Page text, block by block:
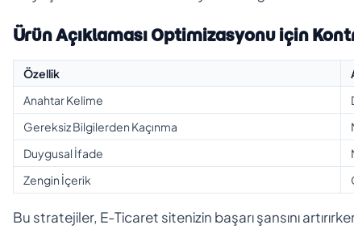
Ürün Açıklaması Optimizasyonu için
Özellik
Anahtar Kelime
Gereksiz Bilgilerden Kaçınma
Duygusal İfade
Zengin İçerik
Bu stratejiler, E-Ticaret sitenizin başarı şansını